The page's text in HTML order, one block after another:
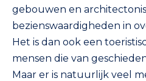
gebouwen en
bezienswaardigheden in
Het is dan ook een
mensen die van
Maar er is natuurlijk veel